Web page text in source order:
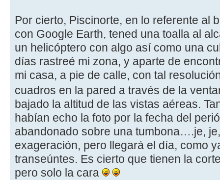
Por cierto, Piscinorte, en lo referente al
con Google Earth, tened una toalla al
un helicóptero con algo así como una
días rastreé mi zona, y aparte de
mi casa, a pie de calle, con tal
cuadros en la pared a través de la
bajado la altitud de las vistas aéreas.
habían echo la foto por la fecha del
abandonado sobre una tumbona….je,
exageración, pero llegará el día, como
transeúntes. Es cierto que tienen la
pero solo la cara